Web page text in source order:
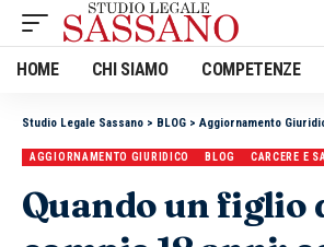
HOME CHI SIAMO COMPETENZE
Studio Legale Sassano > BLOG > Aggiornamento
AGGIORNAMENTO GIURIDICO BLOG CARCERE E
Quando un figlio